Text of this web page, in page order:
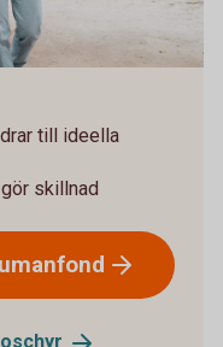
till ideella
skillnad